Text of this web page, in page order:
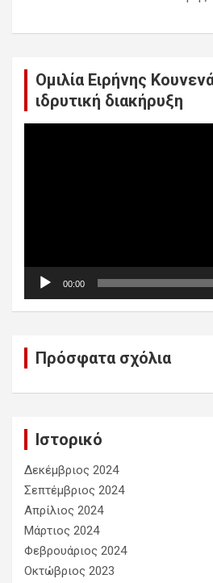
Ομιλία Ειρήνης
ιδρυτική διακήρυξη
00:00
Πρόσφατα σχόλια
Ιστορικό
Δεκέμβριος 2024
Σεπτέμβριος 2024
Απρίλιος 2024
Μάρτιος 2024
Φεβρουάριος 2024
Οκτώβριος 2023